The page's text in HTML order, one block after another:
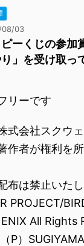
08/03
ーくじの参加
」を受け取っ
リーです
式会社スクウ
作者が権利を
布は禁止いたし
PROJECT/
All Rights
P）